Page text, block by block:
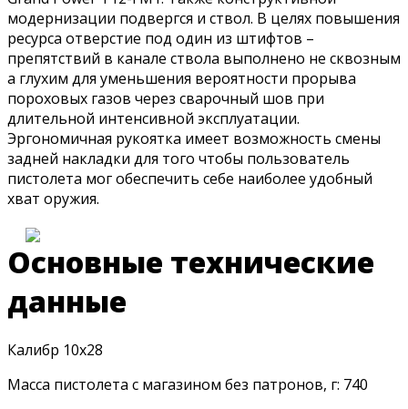
модернизации подвергся и ствол. В целях повышения
ресурса отверстие под один из штифтов –
препятствий в канале ствола выполнено не сквозным
а глухим для уменьшения вероятности прорыва
пороховых газов через сварочный шов при
длительной интенсивной эксплуатации.
Эргономичная рукоятка имеет возможность смены
задней накладки для того чтобы пользователь
пистолета мог обеспечить себе наиболее удобный
хват оружия.
Основные технические
данные
Калибр 10х28
Масса пистолета с магазином без патронов, г: 740